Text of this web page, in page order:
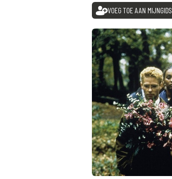
VOEG TOE AAN MIJNGIDS